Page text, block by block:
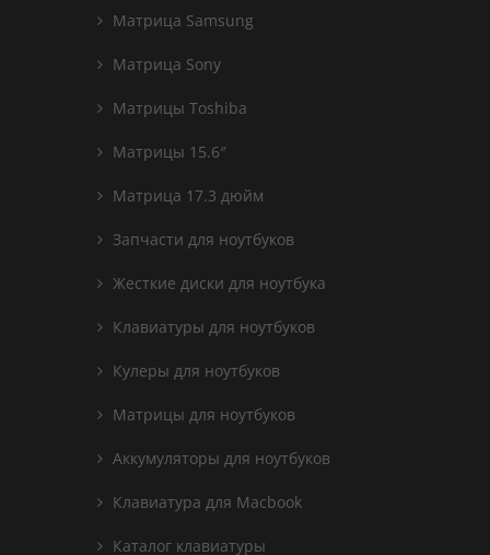
Матрица Samsung
Матрица Sony
Матрицы Toshiba
Матрицы 15.6″
Матрица 17.3 дюйм
Запчасти для ноутбуков
Жесткие диски для ноутбука
Клавиатуры для ноутбуков
Кулеры для ноутбуков
Матрицы для ноутбуков
Аккумуляторы для ноутбуков
Клавиатура для Macbook
Каталог клавиатуры